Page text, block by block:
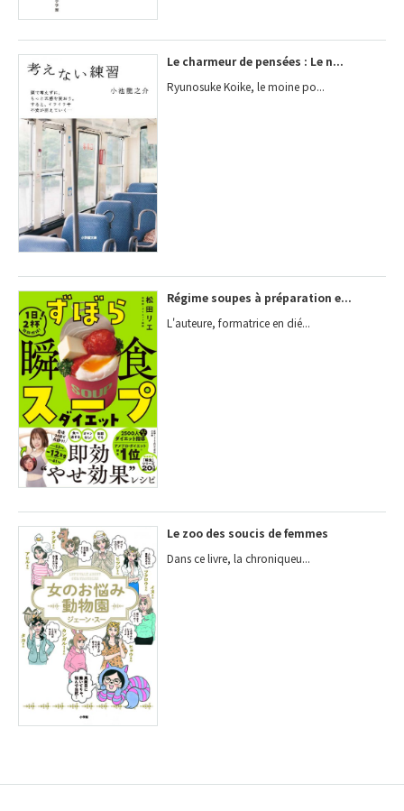
Le charmeur de pensées : Le n...
Ryunosuke Koike, le moine po...
Régime soupes à préparation e...
L'auteure, formatrice en dié...
Le zoo des soucis de femmes
Dans ce livre, la chroniqueu...